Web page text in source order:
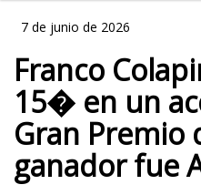
7 de junio de 2026
Franco
15� en un
Gran Premio
ganador fue